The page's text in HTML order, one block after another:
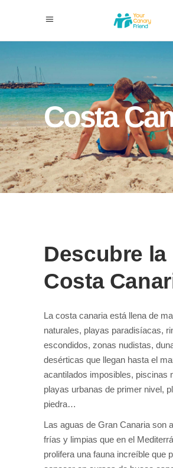
Costa
Descubre la
Costa
La costa canaria está llena de
naturales, playas paradisíacas,
escondidos, zonas nudistas,
desérticas que llegan hasta el
acantilados imposibles, piscinas
playas urbanas de primer nivel,
piedra…
Las aguas de Gran Canaria son
frías y limpias que en el
prolifera una fauna increíble que